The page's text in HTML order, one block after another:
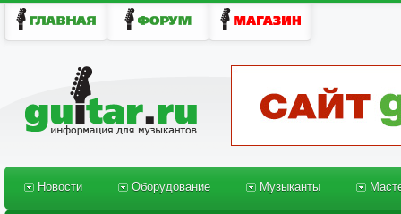
Новости
Новости Оборудование
Оборудование Музыканты
Музыканты